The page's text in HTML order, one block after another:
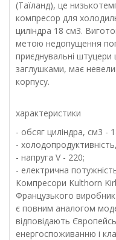
(Таїланд), це
компресор для
циліндра 18 см3.
метою недопущення
приєднувальні штуцери
заглушками, має
корпусу.
характеристики
- обсяг циліндра, см3 -
-
- напруга V - 220;
- електрична
Компресори Kulthorn
Французького
є повним аналогом
відповідають
енергоспоживанню і